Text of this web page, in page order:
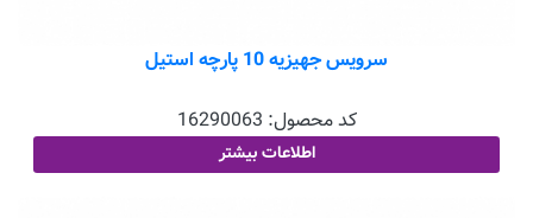
سرویس جهیزیه 10 پارچه استیل
کد محصول: 16290063
اطلاعات بیشتر